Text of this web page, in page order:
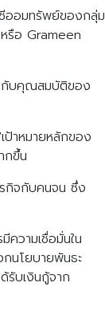
ออมทรัพย์ของกลุ่ม
รือ Grameen
ากับคุณสมบัติของ
ป้าหมายหลักของ
กขึ้น
รกิจกับคนจน ซึ่ง
วามเชื่อมั่นใน
กนโยบายพันธะ
บเงินกู้จาก